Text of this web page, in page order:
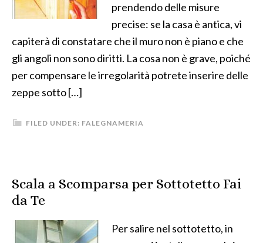
prendendo delle misure
precise: se la casa è antica, vi
capiterà di constatare che il muro non è piano e che
gli angoli non sono diritti. La cosa non è grave, poiché
per compensare le irregolarità potrete inserire delle
zeppe sotto […]
FILED UNDER: FALEGNAMERIA
Scala a Scomparsa per Sottotetto Fai
da Te
Per salire nel sottotetto, in